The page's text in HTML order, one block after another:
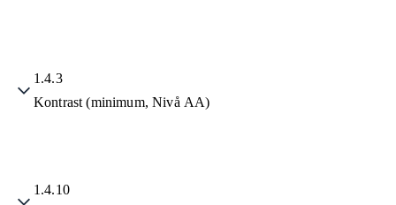
1.4.3
Kontrast (minimum, Nivå AA)
1.4.10